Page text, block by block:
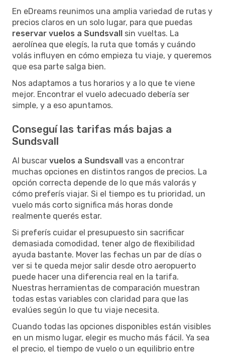
En eDreams reunimos una amplia variedad de rutas y
precios claros en un solo lugar, para que puedas
reservar vuelos a Sundsvall sin vueltas. La
aerolínea que elegís, la ruta que tomás y cuándo
volás influyen en cómo empieza tu viaje, y queremos
que esa parte salga bien.
Nos adaptamos a tus horarios y a lo que te viene
mejor. Encontrar el vuelo adecuado debería ser
simple, y a eso apuntamos.
Conseguí las tarifas más bajas a
Sundsvall
Al buscar vuelos a Sundsvall vas a encontrar
muchas opciones en distintos rangos de precios. La
opción correcta depende de lo que más valorás y
cómo preferís viajar. Si el tiempo es tu prioridad, un
vuelo más corto significa más horas donde
realmente querés estar.
Si preferís cuidar el presupuesto sin sacrificar
demasiada comodidad, tener algo de flexibilidad
ayuda bastante. Mover las fechas un par de días o
ver si te queda mejor salir desde otro aeropuerto
puede hacer una diferencia real en la tarifa.
Nuestras herramientas de comparación muestran
todas estas variables con claridad para que las
evalúes según lo que tu viaje necesita.
Cuando todas las opciones disponibles están visibles
en un mismo lugar, elegir es mucho más fácil. Ya sea
el precio, el tiempo de vuelo o un equilibrio entre